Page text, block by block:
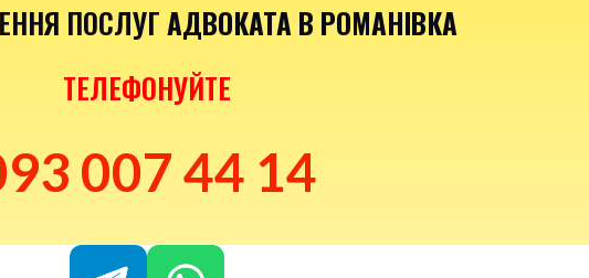
ПОСЛУГАДВОКАТА В РОМАНІВКА
ТЕЛЕФОНУЙТЕ
007 44 14